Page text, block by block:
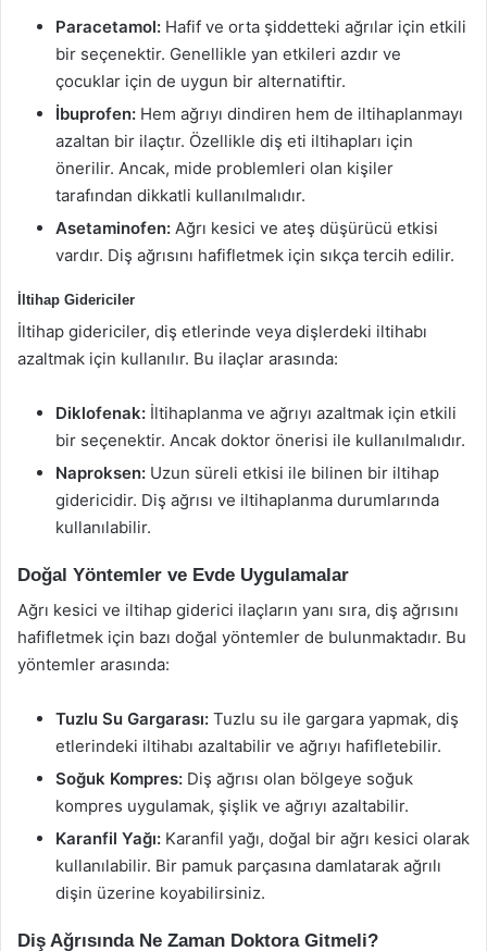
Paracetamol: Hafif ve orta şiddetteki ağrılar için etkili
bir seçenektir. Genellikle yan etkileri azdır ve
çocuklar için de uygun bir alternatiftir.
İbuprofen: Hem ağrıyı dindiren hem de iltihaplanmayı
azaltan bir ilaçtır. Özellikle diş eti iltihapları için
önerilir. Ancak, mide problemleri olan kişiler
tarafından dikkatli kullanılmalıdır.
Asetaminofen: Ağrı kesici ve ateş düşürücü etkisi
vardır. Diş ağrısını hafifletmek için sıkça tercih edilir.
İltihap Gidericiler
İltihap gidericiler, diş etlerinde veya dişlerdeki iltihabı
azaltmak için kullanılır. Bu ilaçlar arasında:
Diklofenak: İltihaplanma ve ağrıyı azaltmak için etkili
bir seçenektir. Ancak doktor önerisi ile kullanılmalıdır.
Naproksen: Uzun süreli etkisi ile bilinen bir iltihap
gidericidir. Diş ağrısı ve iltihaplanma durumlarında
kullanılabilir.
Doğal Yöntemler ve Evde Uygulamalar
Ağrı kesici ve iltihap giderici ilaçların yanı sıra, diş ağrısını
hafifletmek için bazı doğal yöntemler de bulunmaktadır. Bu
yöntemler arasında:
Tuzlu Su Gargarası: Tuzlu su ile gargara yapmak, diş
etlerindeki iltihabı azaltabilir ve ağrıyı hafifletebilir.
Soğuk Kompres: Diş ağrısı olan bölgeye soğuk
kompres uygulamak, şişlik ve ağrıyı azaltabilir.
Karanfil Yağı: Karanfil yağı, doğal bir ağrı kesici olarak
kullanılabilir. Bir pamuk parçasına damlatarak ağrılı
dişin üzerine koyabilirsiniz.
Diş Ağrısında Ne Zaman Doktora Gitmeli?